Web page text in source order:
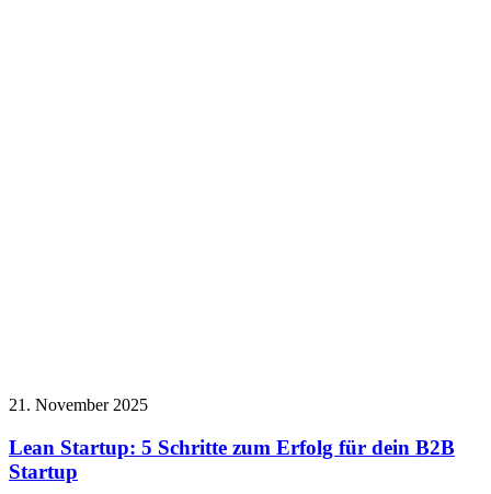
21. November 2025
Lean Startup: 5 Schritte zum Erfolg für dein B2B
Startup